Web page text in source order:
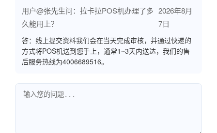
用户@张先生问：拉卡拉POS机办理了多
久能用上？
2026年8月
7日
答：线上提交资料我们会在当天完成审核，并通过快递的
方式将POS机送到您手上，通常1~3天内送达，我们的售
后服务热线为4006689516。